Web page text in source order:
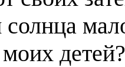
солнца
детей?